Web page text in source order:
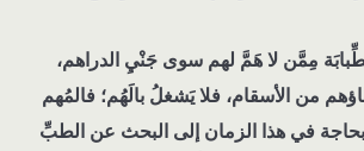
مِمَّن لا هَمَّ لهم سوى جَنْيِ الدراهم،
من الأسقام، فلا يَشغلُ بالَهُم؛ فالمُهم
بحاجة في هذا الزمان إلى البحث عن الطبِّ